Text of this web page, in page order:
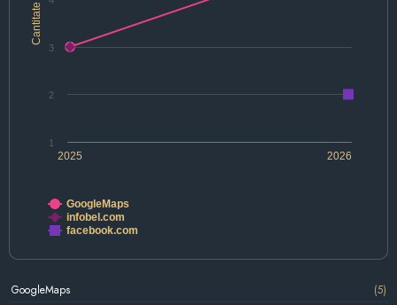
Cantitate
2025 2026
1
2
3
GoogleMaps
infobel.com
facebook.com
GoogleMaps
(5)